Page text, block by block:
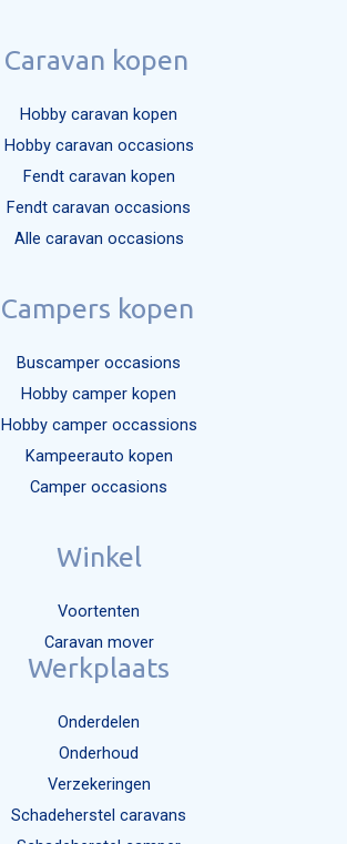
Caravan kopen
Hobby caravan kopen
Hobby caravan occasions
Fendt caravan kopen
Fendt caravan occasions
Alle caravan occasions
Campers kopen
Buscamper occasions
Hobby camper kopen
Hobby camper occassions
Kampeerauto kopen
Camper occasions
Winkel
Voortenten
Caravan mover
Werkplaats
Onderdelen
Onderhoud
Verzekeringen
Schadeherstel caravans